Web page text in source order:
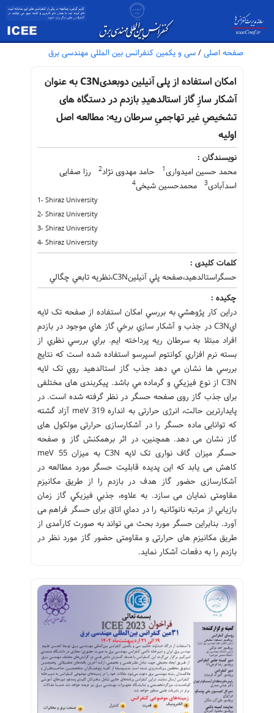
صفحه اصلی / سی و یکمین کنفرانس بین المللی مهندسی برق
امکان استفاده از پلی آنیلین دوبعدیC3N به عنوان
آشکار سازِ گاز استالدهیدِ بازدم در دستگاه های
تشخیصِ غیر تهاجمیِ سرطان ریه: مطالعه اصل
اولیه
نویسندگان :
محمد حسین امیدواری1 حامد مهدوی نژاد2
رزا صفایی
اسدآبادی3 محمدحسین شیخی4
1- Shiraz University
2- Shiraz University
3- Shiraz University
4- Shiraz University
کلمات کلیدی :
حسگراستالدهيد،صفحه پلي آنيلينC3N،نظريه تابعي چگالي
چکیده :
دراين کار پژوهشي به بررسي امکان استفاده از صفحه تک لايه
ايC3N در جذب و آشکار سازي برخي گاز هاي موجود در بازدم
افراد مبتلا به سرطان ريه پرداخته ايم. براي بررسي نظري از
بسته نرم افزاري کوانتوم اسپرسو استفاده شده است که نتايج
بررسي ها نشان مي دهد جذب گاز استالدهيد روي تک لايه
C3N از نوع فيزيکي و گرماده مي باشد. پیکربندی های مختلفی
برای جذب گاز روی صفحه حسگر در نظر گرفته شده است. در
پایدارترین حالت، انرژی حرارتی به انداره meV 319 آزاد گشته
که توانایی ماده حسگر را در آشکارسازی حرارتی مولکول های
گاز نشان می دهد. همچنين، در اثر برهمکنش گاز و صفحه
حسگر ميزان گاف نواری تک لایه C3N به میزان meV 55
کاهش می یابد که این پدیده قابلیت حسگر مورد مطالعه در
آشکارسازی حضور گاز هدف در بازدم را از طریق مکانیزم
مقاومتی نمایان می سازد. به علاوه، جذبي فيزيکي گاز زمان
بازيابي از مرتبه نانوثانيه را در دماي اتاق برای حسگر فراهم می
آورد. بنابراین حسگر مورد بحث می تواند به صورت کارآمدی از
طریق مکانیزم های حرارتی و مقاومتی حضور گاز مورد نظر در
بازدم را به دفعات آشکار نماید.